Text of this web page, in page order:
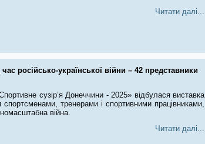
Читати далі...
російсько-української війни – 42 представники
сузір’я Донеччини - 2025» відбулася виставка
тренерами і спортивними працівниками,
війна.
Читати далі...